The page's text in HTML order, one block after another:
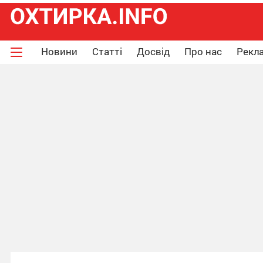
Новини Статті Досвід Про нас